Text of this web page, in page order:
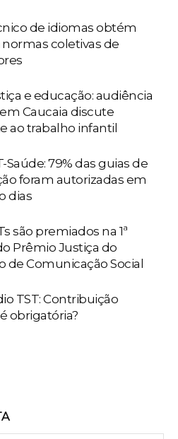
de idiomas obtém
coletivas de
e educação: audiência
Caucaia discute
ao trabalho infantil
Saúde: 79% das guias de
foram autorizadas em
dias
são premiados na 1ª
Prêmio Justiça do
de Comunicação Social
TST: Contribuição
obrigatória?